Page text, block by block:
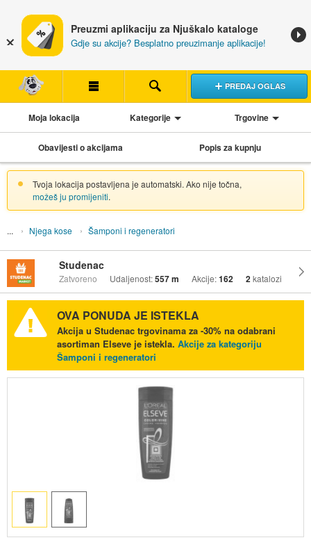
Preuzmi aplikaciju za Njuškalo kataloge
Gdje su akcije? Besplatno preuzimanje aplikacije!
PREDAJ OGLAS
Moja lokacija Kategorije Trgovine
Obavijesti o akcijama Popis za kupnju
Tvoja lokacija postavljena je automatski. Ako nije točna,
možeš ju promijeniti.
Njega kose Šamponi i regeneratori
Studenac
Zatvoreno Udaljenost:557 m Akcije:162 2katalozi
OVA PONUDA JE ISTEKLA
Akcija u Studenac trgovinama za -30% na odabrani
asortiman Elseve je istekla. Akcije za kategoriju
Šamponi i regeneratori